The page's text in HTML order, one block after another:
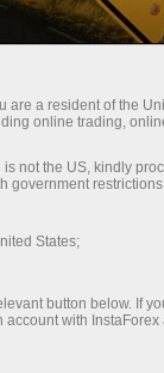
Торговый план
рынка,
на
are a resident of the
online trading,
not the US, kindly
government
States;
button below. If
with InstaForex